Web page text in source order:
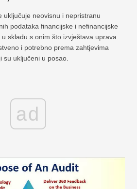
uključuje neovisnu i nepristranu
podataka financijske i nefinancijske
skladu s onim što izvještava uprava.
i potrebno prema zahtjevima
su uključeni u posao.
ad